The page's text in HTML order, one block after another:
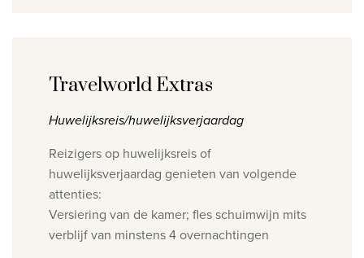
Travelworld Extras
Huwelijksreis/huwelijksverjaardag
Reizigers op huwelijksreis of
huwelijksverjaardag genieten van volgende
attenties:
Versiering van de kamer; fles schuimwijn mits
verblijf van minstens 4 overnachtingen